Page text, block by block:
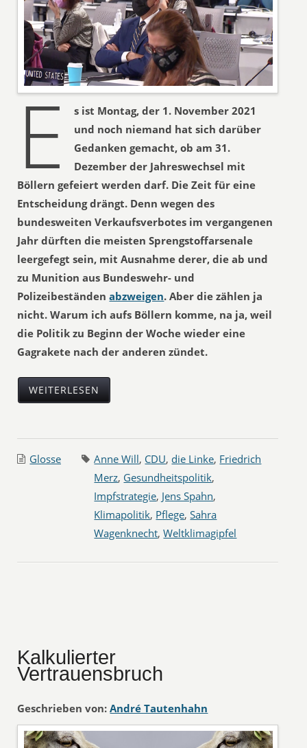
E
s ist Montag, der 1. November 2021
und noch niemand hat sich darüber
Gedanken gemacht, ob am 31.
Dezember der Jahreswechsel mit
Böllern gefeiert werden darf. Die Zeit für eine
Entscheidung drängt. Denn wegen des
bundesweiten Verkaufsverbotes im vergangenen
Jahr dürften die meisten Sprengstoffarsenale
leergefegt sein, mit Ausnahme derer, die ab und
zu Munition aus Bundeswehr- und
Polizeibeständenabzweigen. Aber die zählen ja
nicht. Warum ich aufs Böllern komme, na ja, weil
die Politik zu Beginn der Woche wieder eine
Gagrakete nach der anderen zündet.
WEITERLESEN
Glosse Anne Will, CDU, die Linke, Friedrich
Merz, Gesundheitspolitik,
Impfstrategie, Jens Spahn,
Klimapolitik, Pflege,Sahra
Wagenknecht,Weltklimagipfel
Kalkulierter
Vertrauensbruch
Geschrieben von: André Tautenhahn